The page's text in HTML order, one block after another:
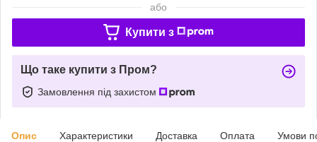
або
Купити з
Що таке купити з Пром?
Замовлення під захистом
Опис Характеристики Доставка Оплата Умови